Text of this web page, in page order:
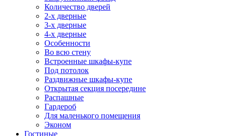
Количество дверей
2-х дверные
3-х дверные
4-х дверные
Особенности
Во всю стену
Встроенные шкафы-купе
Под потолок
Раздвижные шкафы-купе
Открытая секция посередине
Распашные
Гардероб
Для маленького помещения
Эконом
Гостиные